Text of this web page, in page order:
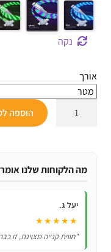
נקה
אורך
זוהר
המשלב
מתאים
הוספה
מה הלקוחות שלנו
יעל ג.
★★★★★
"חווית קנייה מצוינת, זו